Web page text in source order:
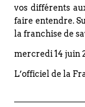
vos différents
faire entendre.
la franchise de
mercredi 14 juin
L’officiel de la